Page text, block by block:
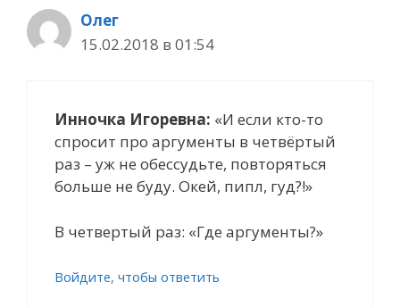
Олег
15.02.2018 в 01:54
Инночка Игоревна: «И если кто-то
спросит про аргументы в четвёртый
раз – уж не обессудьте, повторяться
больше не буду. Окей, пипл, гуд?!»
В четвертый раз: «Где аргументы?»
Войдите, чтобы ответить